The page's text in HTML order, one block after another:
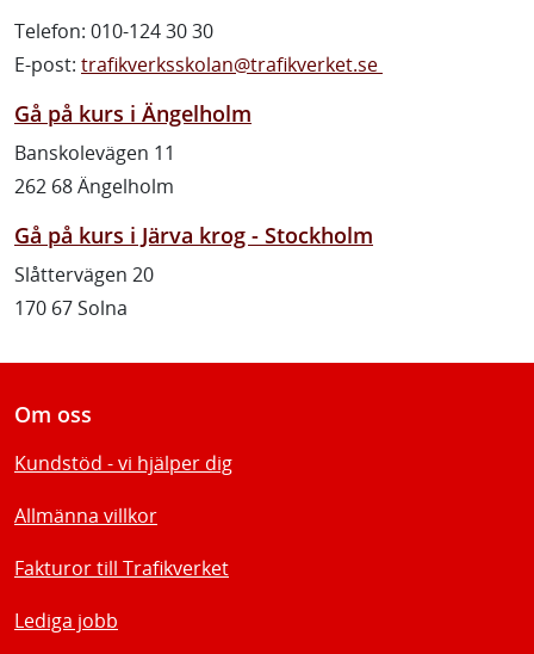
Telefon: 010-124 30 30
E-post: trafikverksskolan@trafikverket.se
Gå på kurs i Ängelholm
Banskolevägen 11
262 68 Ängelholm
Gå på kurs i Järva krog - Stockholm
Slåttervägen 20
170 67 Solna
Om oss
Kundstöd - vi hjälper dig
Allmänna villkor
Fakturor till Trafikverket
Lediga jobb